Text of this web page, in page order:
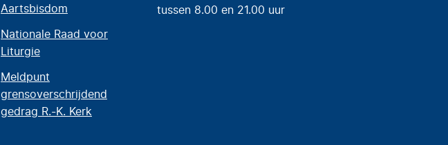
Aartsbisdom
Nationale Raad voor
Liturgie
Meldpunt
grensoverschrijdend
gedrag R.-K. Kerk
tussen 8.00 en 21.00 uur